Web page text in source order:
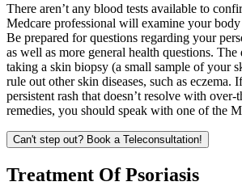
There aren’t any blood tests available to
Medcare professional will examine your
Be prepared for questions regarding your
as well as more general health questions.
taking a skin biopsy (a small sample of your
rule out other skin diseases, such as eczema.
persistent rash that doesn’t resolve with
remedies, you should speak with one of the
Can't step out? Book a Teleconsultation!
Treatment Of Psoriasis